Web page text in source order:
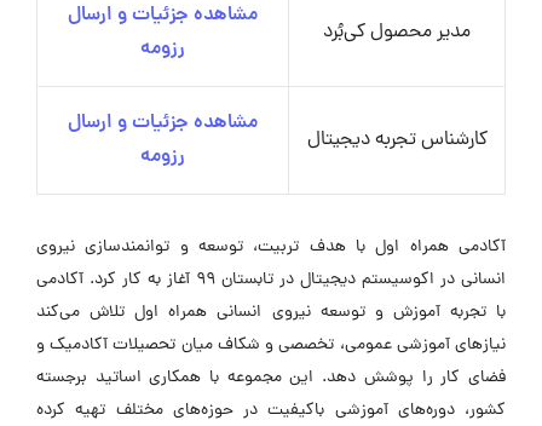
مدیر محصول کی‌بُرد
مشاهده جزئیات و ارسال
رزومه
کارشناس تجربه دیجیتال
مشاهده جزئیات و ارسال
رزومه
آکادمی همراه اول با هدف تربیت، توسعه و توانمندسازی نیروی
انسانی در اکوسیستم دیجیتال در تابستان ۹۹ آغاز به کار کرد. آکادمی
با تجربه آموزش و توسعه نیروی انسانی همراه اول تلاش می‌کند
نیازهای آموزشی عمومی، تخصصی و شکاف میان تحصیلات آکادمیک و
فضای کار را پوشش دهد. این مجموعه با همکاری اساتید برجسته
کشور، دوره‌های آموزشی باکیفیت در حوزه‌های مختلف تهیه کرده